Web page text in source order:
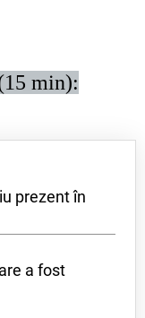
min):
prezent în
a fost